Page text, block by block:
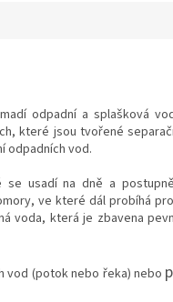
odpadní a splašková
které jsou tvořené
odpadních vod.
se usadí na dně a
ve které dál probíhá
voda, která je zbavena
vod (potok nebo řeka) nebo